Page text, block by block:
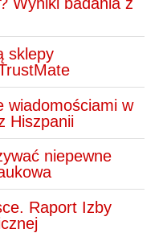
sklepy
wiadomościami w
Hiszpanii
niepewne
Raport Izby